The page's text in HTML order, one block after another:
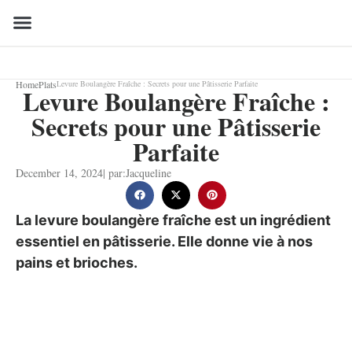
HomePlatsLevure Boulangère Fraîche : Secrets pour une Pâtisserie Parfaite
Levure Boulangère Fraîche :
Secrets pour une Pâtisserie
Parfaite
December 14, 2024| par:Jacqueline
La levure boulangère fraîche est un ingrédient
essentiel en pâtisserie. Elle donne vie à nos
pains et brioches.